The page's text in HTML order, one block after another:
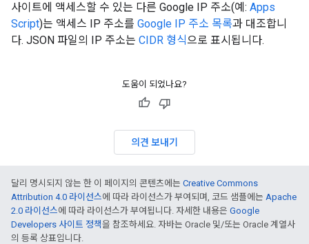
사이트에 액세스할 수 있는 다른 Google IP 주소(예: Apps
Script)는 액세스 IP 주소를 Google IP 주소 목록과 대조합니
다. JSON 파일의 IP 주소는 CIDR 형식으로 표시됩니다.
도움이 되었나요?
의견 보내기
달리 명시되지 않는 한 이 페이지의 콘텐츠에는 Creative Commons
Attribution 4.0 라이선스에 따라 라이선스가 부여되며, 코드 샘플에는 Apache
2.0 라이선스에 따라 라이선스가 부여됩니다. 자세한 내용은 Google
Developers 사이트 정책을 참조하세요. 자바는 Oracle 및/또는 Oracle 계열사
의 등록 상표입니다.